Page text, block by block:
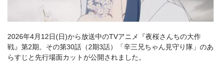
2026年4月12日(日)から放送中のTVアニメ『夜桜さんちの大作
戦』第2期。その第30話（2期3話）「辛三兄ちゃん見守り隊」のあ
らすじと先行場面カットが公開されました。